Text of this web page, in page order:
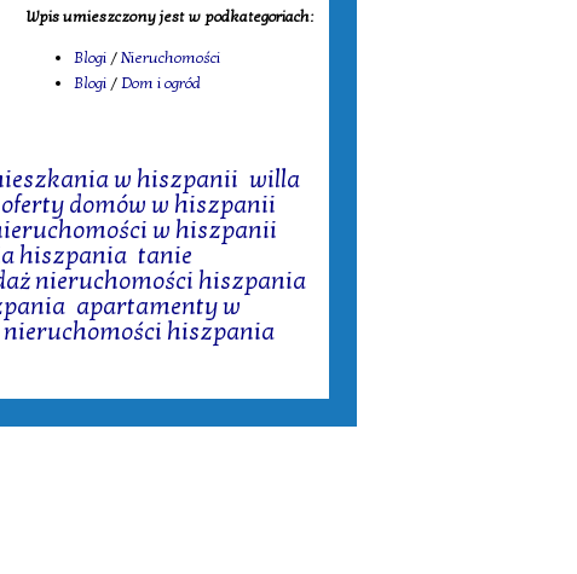
Wpis umieszczony jest w podkategoriach:
Blogi /Nieruchomości
Blogi /Dom i ogród
w hiszpanii willa
oferty domów w hiszpanii
w hiszpanii
hiszpania tanie
nieruchomości hiszpania
apartamenty w
nieruchomości hiszpania